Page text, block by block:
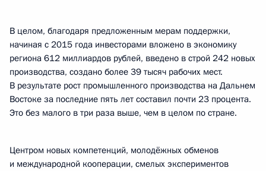
В целом, благодаря предложенным мерам поддержки,
начиная с 2015 года инвесторами вложено в экономику
региона 612 миллиардов рублей, введено в строй 242 новых
производства, создано более 39 тысяч рабочих мест.
В результате рост промышленного производства на Дальнем
Востоке за последние пять лет составил почти 23 процента.
Это без малого в три раза выше, чем в целом по стране.
Центром новых компетенций, молодёжных обменов
и международной кооперации, смелых экспериментов